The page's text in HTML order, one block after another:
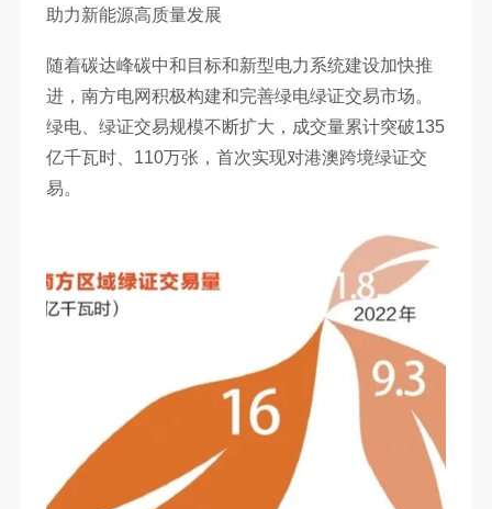
助力新能源高质量发展
随着碳达峰碳中和目标和新型电力系统建设加快推
进，南方电网积极构建和完善绿电绿证交易市场。
绿电、绿证交易规模不断扩大，成交量累计突破135
亿千瓦时、110万张，首次实现对港澳跨境绿证交
易。